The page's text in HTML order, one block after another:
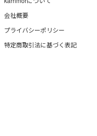
会社概要
プライバシーポリシー
特定商取引法に基づく表記